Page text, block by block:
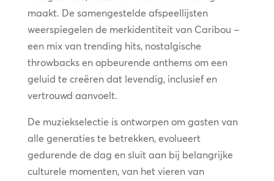
maakt. De samengestelde afspeellijsten
weerspiegelen de merkidentiteit van Caribou –
een mix van trending hits, nostalgische
throwbacks en opbeurende anthems om een
geluid te creëren dat levendig, inclusief en
vertrouwd aanvoelt.
De muziekselectie is ontworpen om gasten van
alle generaties te betrekken, evolueert
gedurende de dag en sluit aan bij belangrijke
culturele momenten, van het vieren van